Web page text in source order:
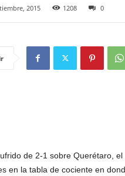
2015 1208 0
de 2-1 sobre Querétaro,
en la tabla de cociente en